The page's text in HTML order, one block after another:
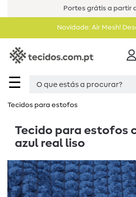
Portes grátis a partir
Novidade: Air Mesh!
☰
Tecidos para estofos
Tecido para estofos
azul real liso